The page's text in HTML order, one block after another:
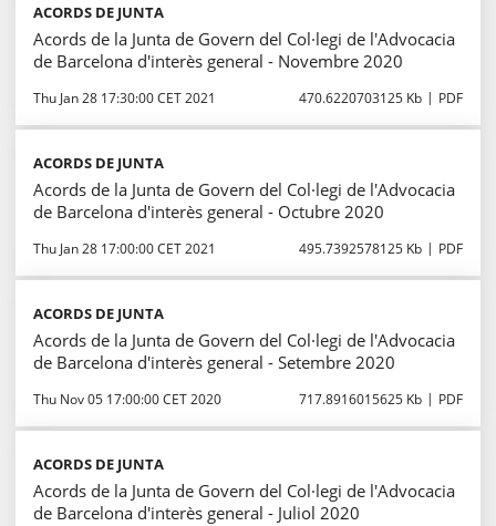
ACORDS DE JUNTA
Acords de la Junta de Govern del Col·legi de l'Advocacia
de Barcelona d'interès general - Novembre 2020
Thu Jan 28 17:30:00 CET 2021 470.6220703125 Kb PDF
ACORDS DE JUNTA
Acords de la Junta de Govern del Col·legi de l'Advocacia
de Barcelona d'interès general - Octubre 2020
Thu Jan 28 17:00:00 CET 2021 495.7392578125 Kb PDF
ACORDS DE JUNTA
Acords de la Junta de Govern del Col·legi de l'Advocacia
de Barcelona d'interès general - Setembre 2020
Thu Nov 05 17:00:00 CET 2020 717.8916015625 Kb PDF
ACORDS DE JUNTA
Acords de la Junta de Govern del Col·legi de l'Advocacia
de Barcelona d'interès general - Juliol 2020